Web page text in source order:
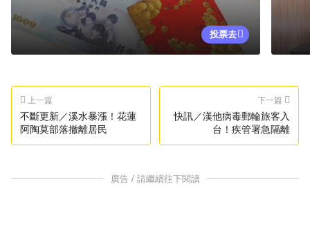
投票去
上一篇
不斷更新／溪水暴漲！花蓮
阿陶莫部落撤離居民
下一篇
快訊／漢他病毒郵輪旅客入
台！疾管署急隔離
廣告 / 請繼續往下閱讀